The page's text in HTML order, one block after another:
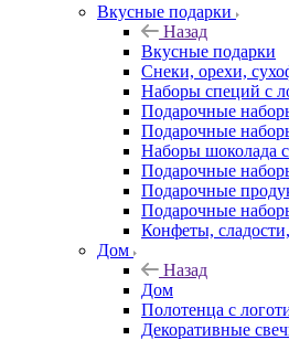
Вкусные подарки
Назад
Вкусные подарки
Снеки, орехи,
Наборы специй с
Подарочные
Подарочные
Наборы шоколада
Подарочные
Подарочные
Подарочные
Конфеты,
Дом
Назад
Дом
Полотенца с
Декоративные